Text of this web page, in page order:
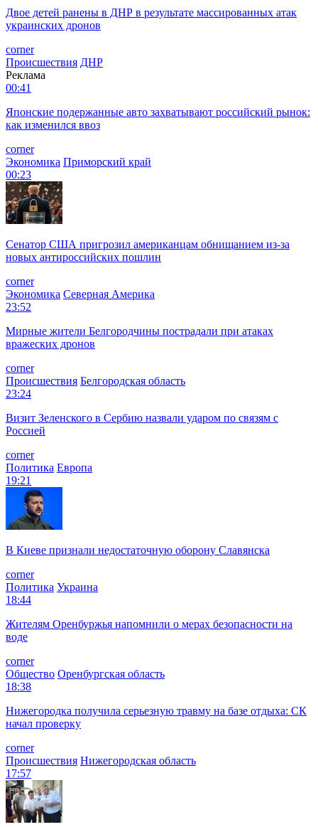
Двое детей ранены в ДНР в результате массированных атак
украинских дронов
corner
Происшествия ДНР
Реклама
00:41
Японские подержанные авто захватывают российский рынок:
как изменился ввоз
corner
Экономика Приморский край
00:23
Сенатор США пригрозил американцам обнищанием из-за
новых антироссийских пошлин
corner
Экономика Северная Америка
23:52
Мирные жители Белгородчины пострадали при атаках
вражеских дронов
corner
Происшествия Белгородская область
23:24
Визит Зеленского в Сербию назвали ударом по связям с
Россией
corner
Политика Европа
19:21
В Киеве признали недостаточную оборону Славянска
corner
Политика Украина
18:44
Жителям Оренбуржья напомнили о мерах безопасности на
воде
corner
Общество Оренбургская область
18:38
Нижегородка получила серьезную травму на базе отдыха: СК
начал проверку
corner
Происшествия Нижегородская область
17:57